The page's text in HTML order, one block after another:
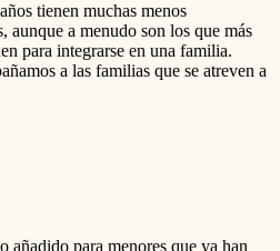
tienen muchas menos
aunque a menudo son los que más
para integrarse en una familia.
a las familias que se atreven a
añadido para menores que ya han